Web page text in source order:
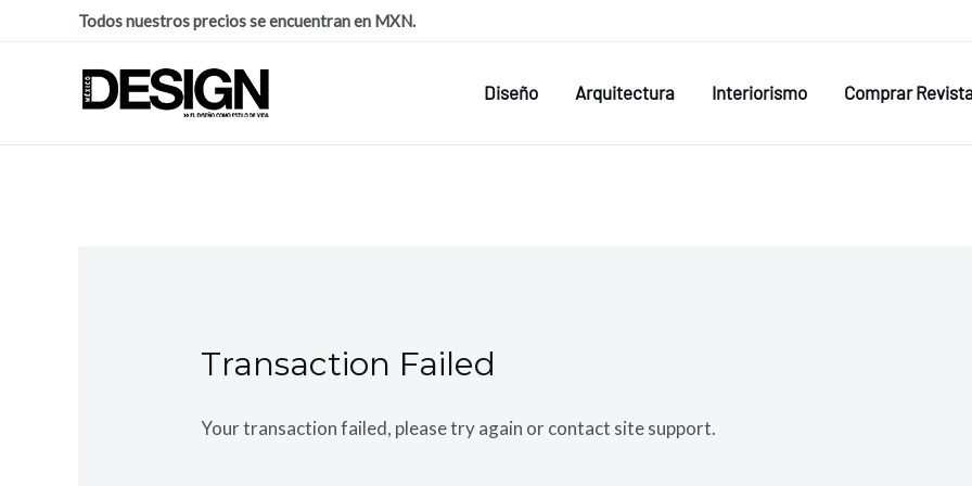
Todos nuestros precios se encuentran en MXN.
Diseño Arquitectura Interiorismo Comprar
Transaction Failed
Your transaction failed, please try again or contact site support.